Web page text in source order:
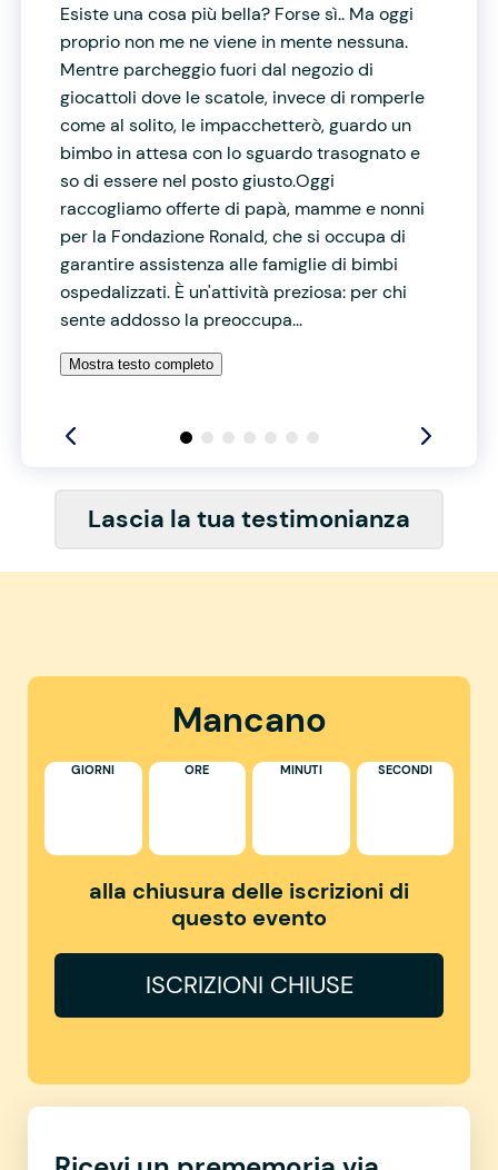
Esiste una cosa più bella? Forse sì.. Ma oggi
proprio non me ne viene in mente nessuna.
Mentre parcheggio fuori dal negozio di
giocattoli dove le scatole, invece di romperle
come al solito, le impacchetterò, guardo un
bimbo in attesa con lo sguardo trasognato e
so di essere nel posto giusto.Oggi
raccogliamo offerte di papà, mamme e nonni
per la Fondazione Ronald, che si occupa di
garantire assistenza alle famiglie di bimbi
ospedalizzati. È un'attività preziosa: per chi
sente addosso la preoccupa...
Mostra testo completo
Lascia la tua testimonianza
Mancano
GIORNI ORE MINUTI SECONDI
alla chiusura delle iscrizioni di
questo evento
ISCRIZIONI CHIUSE